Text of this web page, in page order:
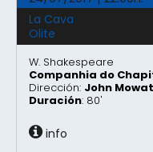
La Cava
Olite
W. Shakespeare
Companhia do
Dirección: John Mowat
Duración: 80'
info